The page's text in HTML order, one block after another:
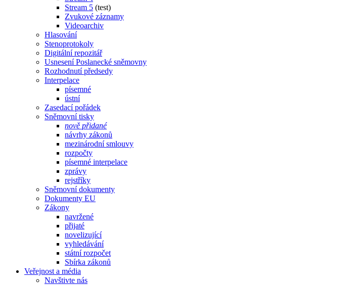
Stream 5 (test)
Zvukové záznamy
Videoarchiv
Hlasování
Stenoprotokoly
Digitální repozitář
Usnesení Poslanecké sněmovny
Rozhodnutí předsedy
Interpelace
písemné
ústní
Zasedací pořádek
Sněmovní tisky
nově přidané
návrhy zákonů
mezinárodní smlouvy
rozpočty
písemné interpelace
zprávy
rejstříky
Sněmovní dokumenty
Dokumenty EU
Zákony
navržené
přijaté
novelizující
vyhledávání
státní rozpočet
Sbírka zákonů
Veřejnost a média
Navštivte nás